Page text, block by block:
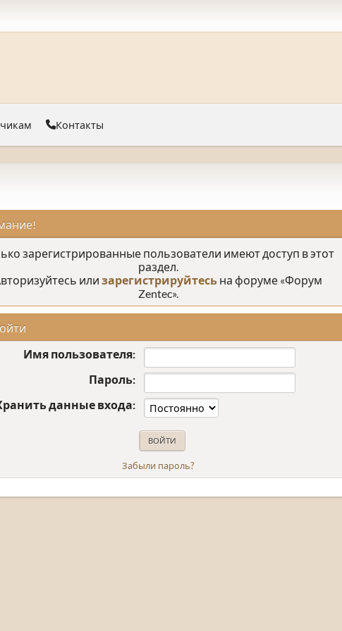
Контакты
зарегистрированные пользователи имеют доступ в этот
раздел.
или зарегистрируйтесь на форуме «Форум
Zentec».
Имя пользователя:
Пароль:
данные входа:
Забыли пароль?